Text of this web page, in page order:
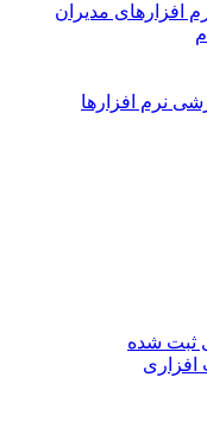
افزارهای مدیران
نرم افزارها
ثبت شده